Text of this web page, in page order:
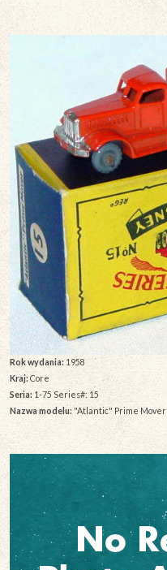
Rok wydania: 1958
Kraj: Core
Seria:1-75 Series#: 15
Nazwa modelu: "Atlantic" Prime Mover